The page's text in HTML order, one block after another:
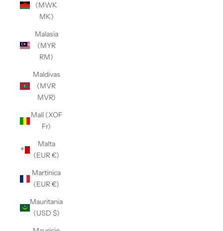
(MWK
MK)
Malasia
(MYR
RM)
Maldivas
(MVR
MVR)
Malí (XOF
Fr)
Malta
(EUR €)
Martinica
(EUR €)
Mauritania
(USD $)